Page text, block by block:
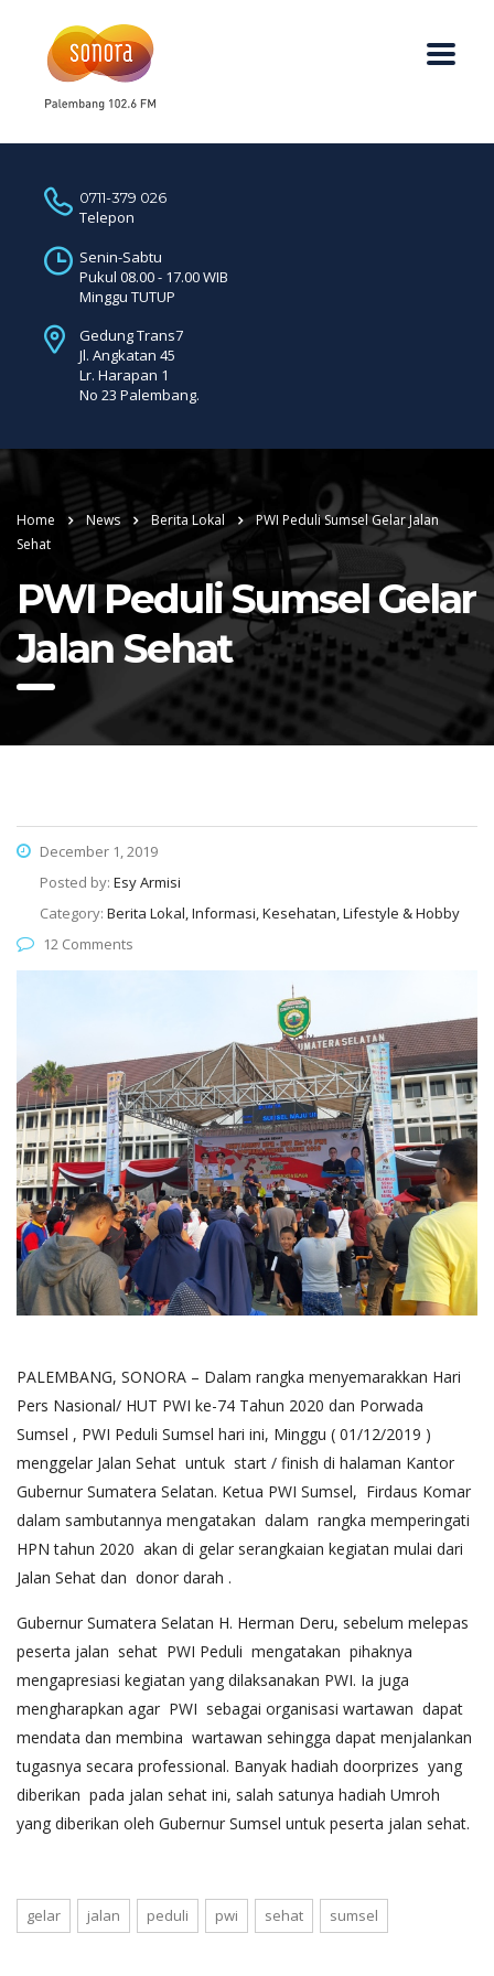
0711-379 026
Telepon
Senin-Sabtu
Pukul 08.00 - 17.00 WIB
Minggu TUTUP
Gedung Trans7
Jl. Angkatan 45
Lr. Harapan 1
No 23 Palembang.
Home News Berita Lokal
PWI Peduli Sumsel Gelar Jalan
Sehat
PWI Peduli Sumsel Gelar
Jalan Sehat
December 1, 2019
Posted by: Esy Armisi
Category: Berita Lokal, Informasi, Kesehatan, Lifestyle & Hobby
12 Comments
PALEMBANG, SONORA – Dalam rangka menyemarakkan Hari
Pers Nasional/ HUT PWI ke-74 Tahun 2020 dan Porwada
Sumsel , PWI Peduli Sumsel hari ini, Minggu ( 01/12/2019 )
menggelar Jalan Sehat untuk start / finish di halaman Kantor
Gubernur Sumatera Selatan. Ketua PWI Sumsel, Firdaus Komar
dalam sambutannya mengatakan dalam rangka memperingati
HPN tahun 2020 akan di gelar serangkaian kegiatan mulai dari
Jalan Sehat dan donor darah .
Gubernur Sumatera Selatan H. Herman Deru, sebelum melepas
peserta jalan sehat PWI Peduli mengatakan pihaknya
mengapresiasi kegiatan yang dilaksanakan PWI. Ia juga
mengharapkan agar PWI sebagai organisasi wartawan dapat
mendata dan membina wartawan sehingga dapat menjalankan
tugasnya secara professional. Banyak hadiah doorprizes yang
diberikan pada jalan sehat ini, salah satunya hadiah Umroh
yang diberikan oleh Gubernur Sumsel untuk peserta jalan sehat.
gelar jalan peduli pwi sehat sumsel